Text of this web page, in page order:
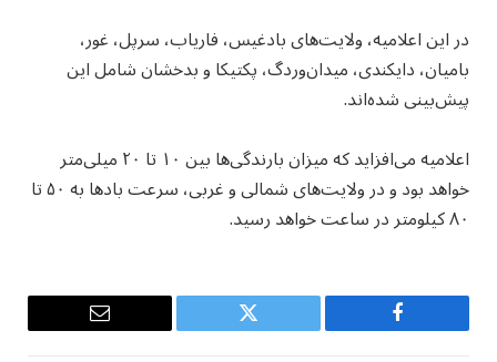
در این اعلامیه، ولایت‌های بادغیس، فاریاب، سرپل، غور،
بامیان، دایکندی، میدان‌وردگ، پکتیکا و بدخشان شامل این
پیش‌بینی شده‌اند.
اعلامیه می‌افزاید که میزان بارندگی‌ها بین ۱۰ تا ۲۰ میلی‌متر
خواهد بود و در ولایت‌های شمالی و غربی، سرعت بادها به ۵۰ تا
۸۰ کیلومتر در ساعت خواهد رسید.
Facebook
Twitter
Email